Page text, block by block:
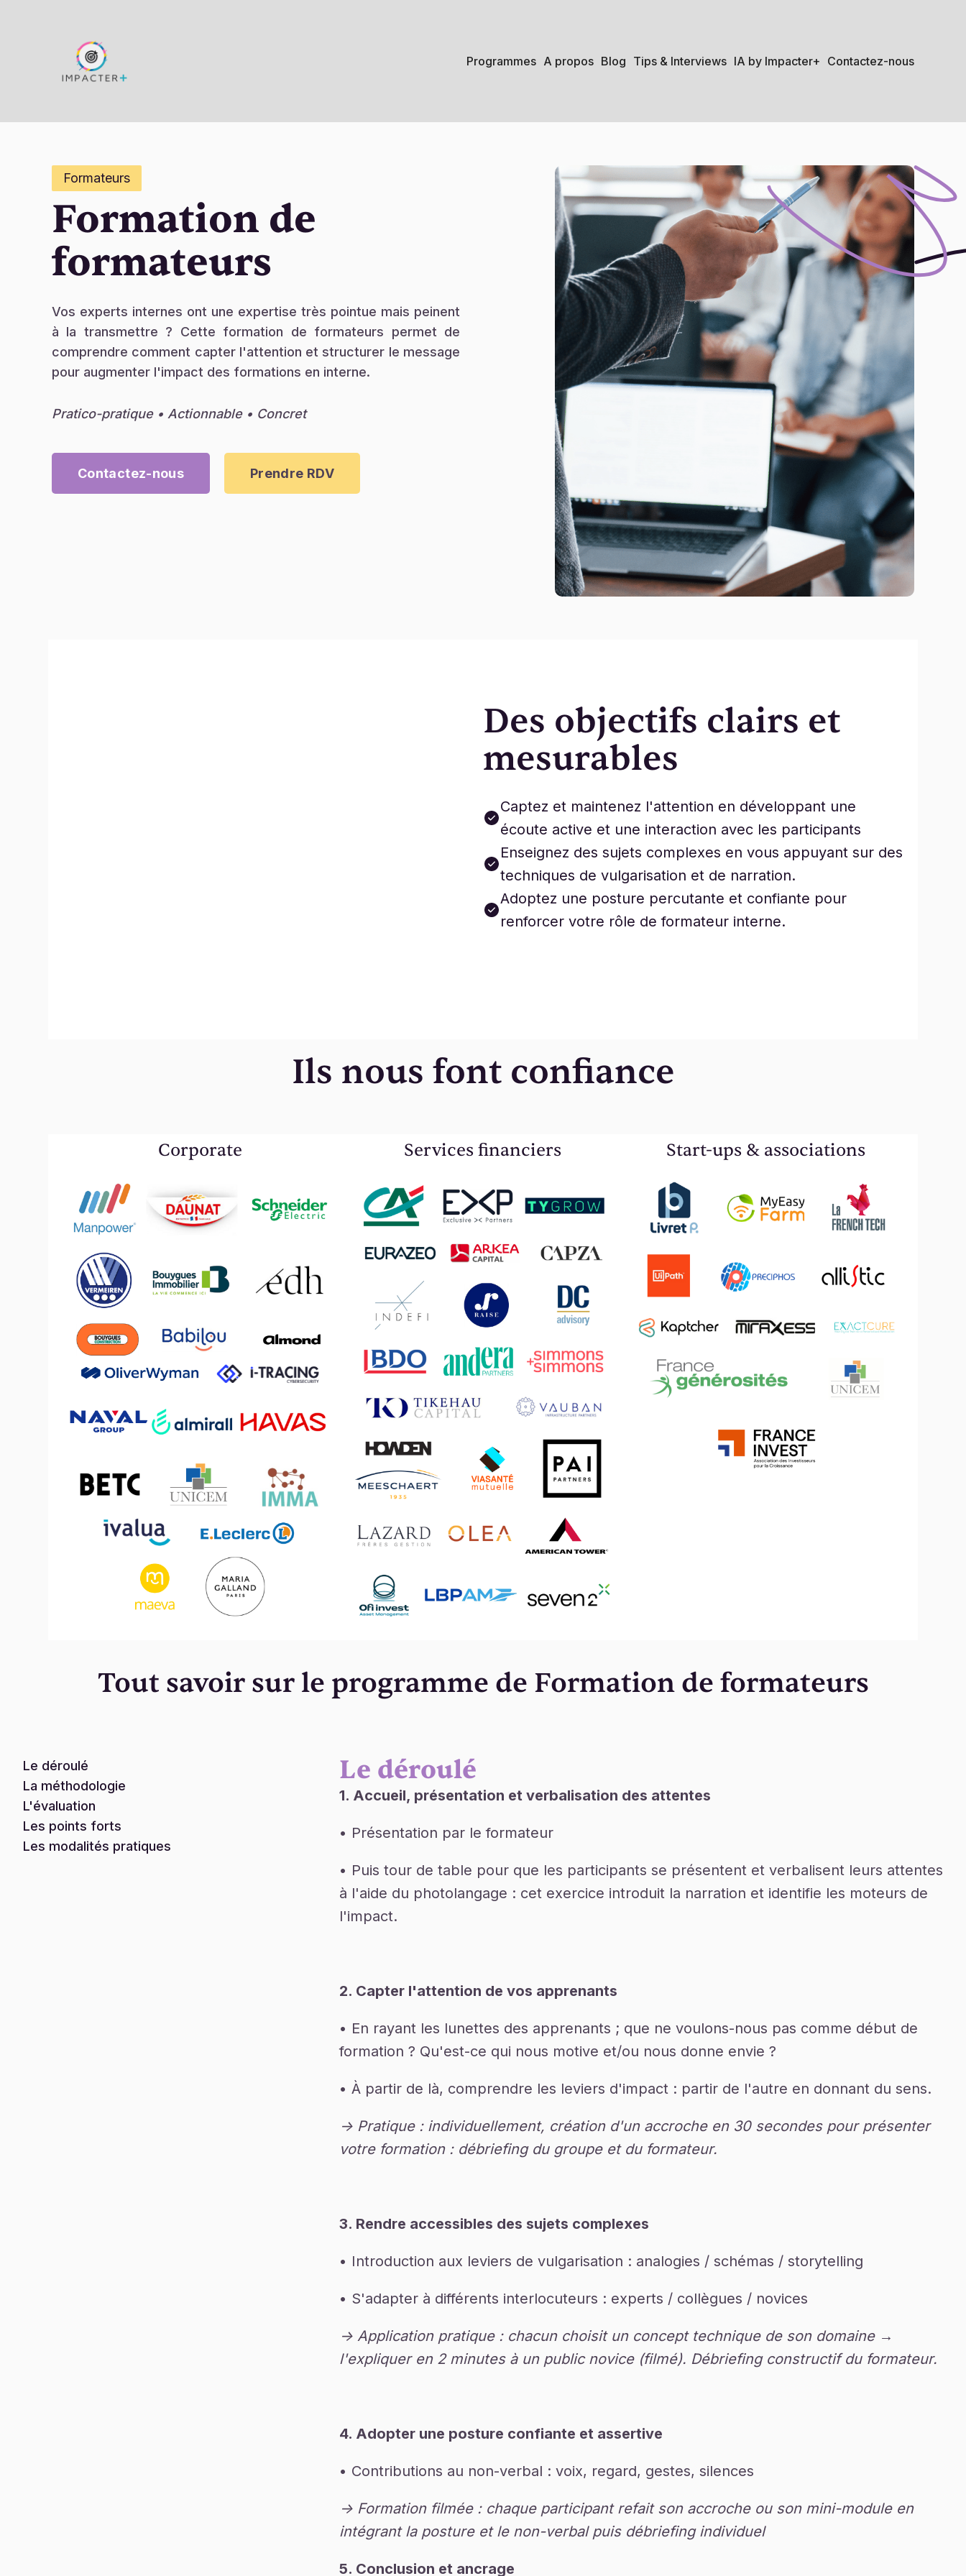
Programmes A propos Blog Tips & Interviews IA by Impacter+ Contactez-nous
Formateurs
Formation de
formateurs
Vos experts internes ont une expertise très pointue mais peinent
à la transmettre ? Cette formation de formateurs permet de
comprendre comment capter l'attention et structurer le message
pour augmenter l'impact des formations en interne.
Pratico-pratique• Actionnable• Concret
Contactez-nous Prendre RDV
Des objectifs clairs et
mesurables
Captez et maintenez l'attention en développant une
écoute active et une interaction avec les participants
Enseignez des sujets complexes en vous appuyant sur des
techniques de vulgarisation et de narration.
Adoptez une posture percutante et confiante pour
renforcer votre rôle de formateur interne.
Ils nous font confiance
Corporate Services financiers Start-ups & associations
Tout savoir sur le programme de Formation de formateurs
Le déroulé
La méthodologie
L'évaluation
Les points forts
Les modalités pratiques
Le déroulé
1. Accueil, présentation et verbalisation des attentes
• Présentation par le formateur
• Puis tour de table pour que les participants se présentent et verbalisent leurs attentes
à l'aide du photolangage : cet exercice introduit la narration et identifie les moteurs de
l'impact.
2. Capter l'attention de vos apprenants
• En rayant les lunettes des apprenants ; que ne voulons-nous pas comme début de
formation ? Qu'est-ce qui nous motive et/ou nous donne envie ?
• À partir de là, comprendre les leviers d'impact : partir de l'autre en donnant du sens.
-> Pratique : individuellement, création d'un accroche en 30 secondes pour présenter
votre formation : débriefing du groupe et du formateur.
3. Rendre accessibles des sujets complexes
• Introduction aux leviers de vulgarisation : analogies / schémas / storytelling
• S'adapter à différents interlocuteurs : experts / collègues / novices
-> Application pratique : chacun choisit un concept technique de son domaine →
l'expliquer en 2 minutes à un public novice (filmé). Débriefing constructif du formateur.
4. Adopter une posture confiante et assertive
• Contributions au non-verbal : voix, regard, gestes, silences
-> Formation filmée : chaque participant refait son accroche ou son mini-module en
intégrant la posture et le non-verbal puis débriefing individuel
5. Conclusion et ancrage